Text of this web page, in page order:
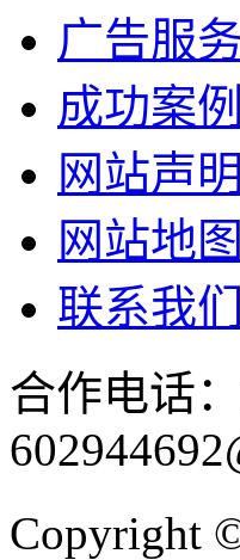
广告服
成功案例
网站声明
网站地图
联系我们
合作电话
Copyright